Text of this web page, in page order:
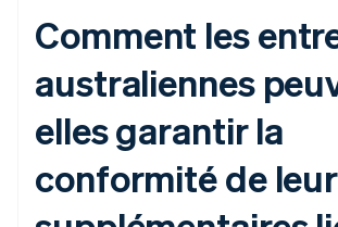
Comment les
australiennes
elles garantir la
conformité de